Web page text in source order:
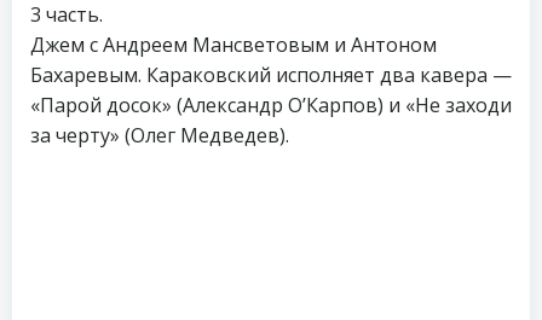
3 часть.
Джем с Андреем Мансветовым и Антоном
Бахаревым. Караковский исполняет два кавера —
«Парой досок» (Александр О’Карпов) и «Не заходи
за черту» (Олег Медведев).